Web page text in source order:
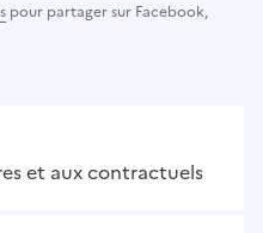
pour partager sur Facebook,
et aux contractuels